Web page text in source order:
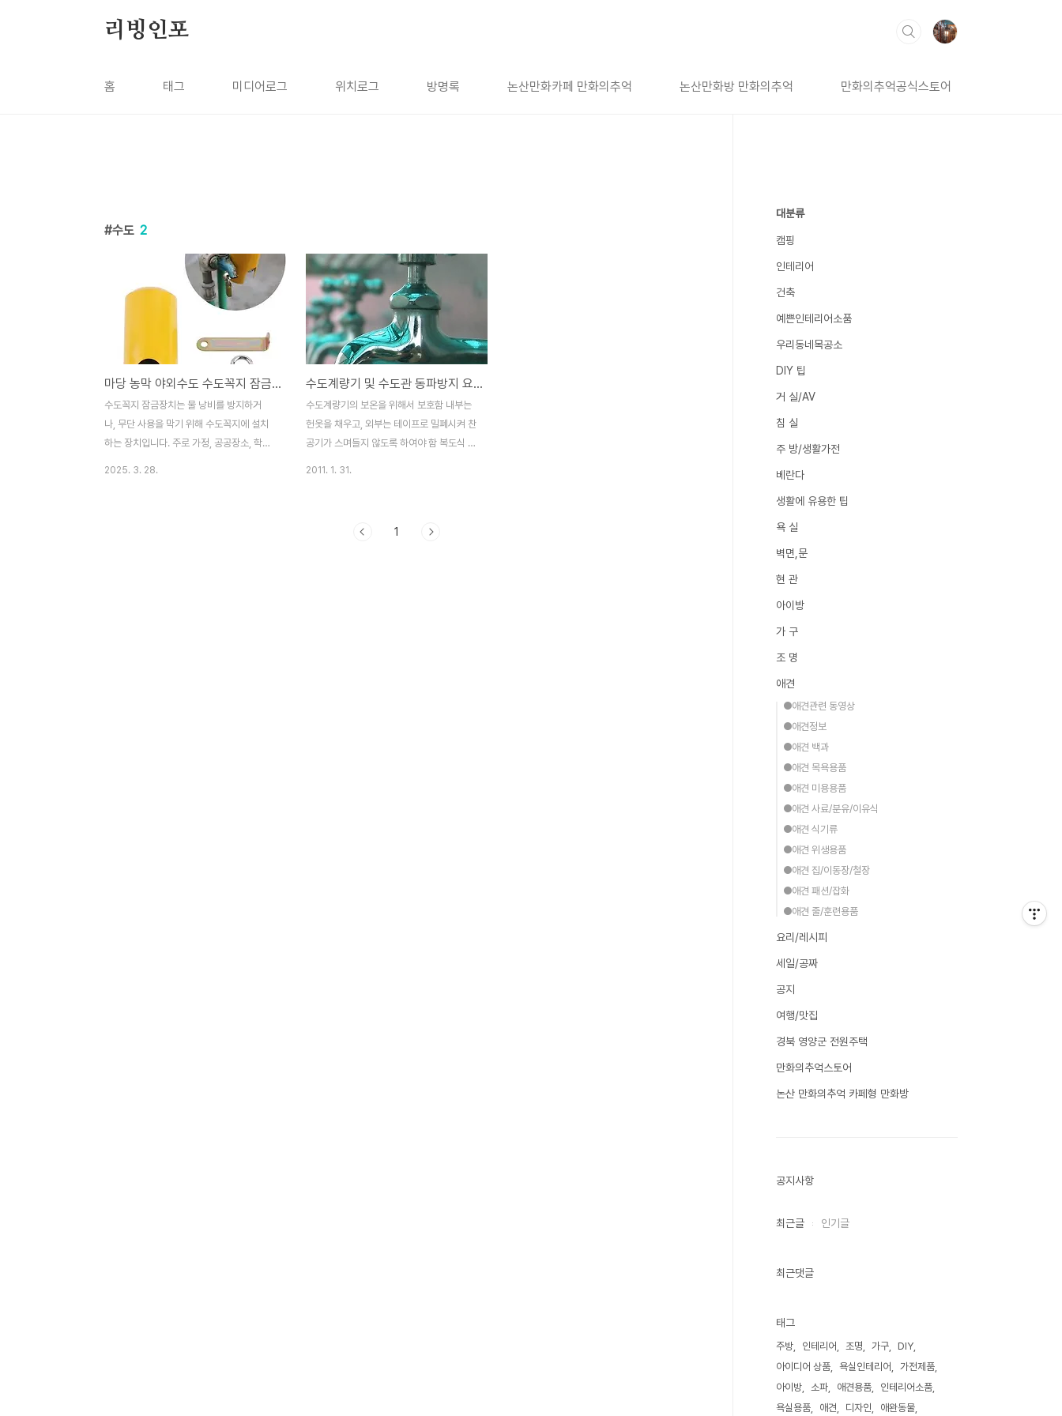
리빙인포
홈 태그 미디어로그 위치로그 방명록 논산만화카페 만화의추억 논산만화방 만화의추억 만화의추억공식스토어
수도 2
마당 농막 야외수도 수도꼭지 잠금장치
수도꼭지 잠금장치는 물 낭비를 방지하거
나, 무단 사용을 막기 위해 수도꼭지에 설치
하는 장치입니다. 주로 가정, 공공장소, 학
2025. 3. 28.
수도계량기 및 수도관 동파방지 요령!!
수도계량기의 보온을 위해서 보호함 내부는
헌옷을 채우고, 외부는 테이프로 밀폐시켜 찬
공기가 스며들지 않도록 하여야 함 복도식 아
당 및 화장실 등의 노출된 수도관은 보온재로
2011. 1. 31.
1
대분류
캠핑
인테리어
건축
예쁜인테리어소품
우리동네목공소
DIY 팁
거 실/AV
침 실
주 방/생활가전
베란다
생활에 유용한 팁
욕 실
벽면,문
현 관
아이방
가 구
조 명
애견
●애견관련 동영상
●애견정보
●애견 백과
●애견 목욕용품
●애견 미용용품
●애견 사료/분유/이유식
●애견 식기류
●애견 위생용품
●애견 집/이동장/철장
●애견 패션/잡화
●애견 줄/훈련용품
요리/레시피
세일/공짜
공지
여행/맛집
경북 영양군 전원주택
만화의추억스토어
논산 만화의추억 카페형 만화방
공지사항
최근글 인기글
최근댓글
태그
주방 인테리어 조명 가구
DIY
아이디어 상품
욕실인테리어
가전제품
아이방
소파 애견용품
인테리어소품
욕실용품
애견 디자인
애완동물